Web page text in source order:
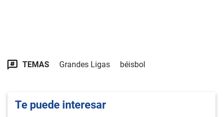
TEMAS Grandes Ligas béisbol
Te puede interesar